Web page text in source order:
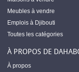
Meubles à vendre
Emplois à Djibouti
Toutes les catégories
À PROPOS DE
À propos